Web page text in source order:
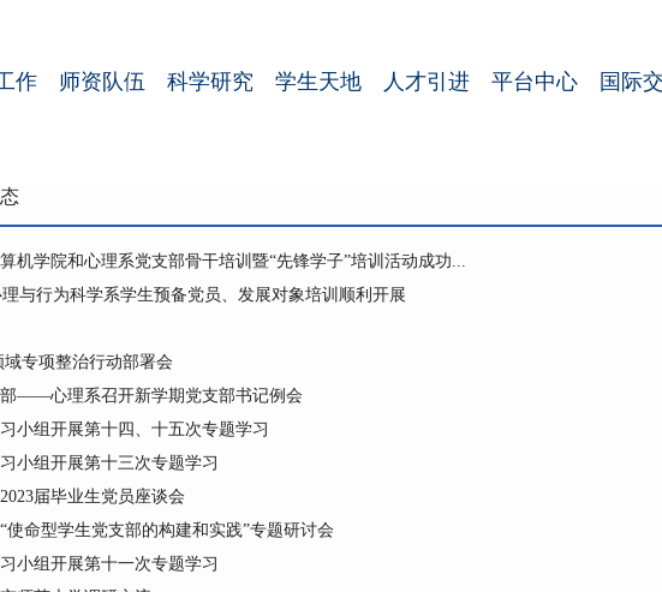
作 师资队伍 科学研究 学生天地 人才引进 平台中心 国际
学院和心理系党支部骨干培训暨“先锋学子”培训活动成功...
与行为科学系学生预备党员、发展对象培训顺利开展
专项整治行动部署会
——心理系召开新学期党支部书记例会
小组开展第十四、十五次专题学习
小组开展第十三次专题学习
届毕业生党员座谈会
使命型学生党支部的构建和实践”专题研讨会
小组开展第十一次专题学习